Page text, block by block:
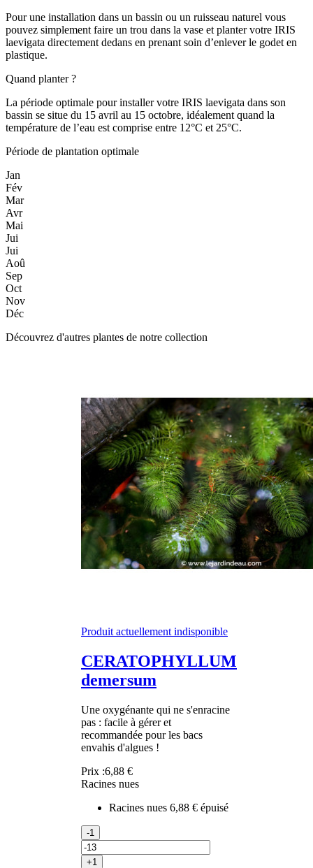
Pour une installation dans un bassin ou un ruisseau naturel vous
pouvez simplement faire un trou dans la vase et planter votre IRIS
laevigata directement dedans en prenant soin d’enlever le godet en
plastique.
Quand planter ?
La période optimale pour installer votre IRIS laevigata dans son
bassin se situe du 15 avril au 15 octobre, idéalement quand la
température de l’eau est comprise entre 12°C et 25°C.
Période de plantation optimale
Jan
Fév
Mar
Avr
Mai
Jui
Jui
Aoû
Sep
Oct
Nov
Déc
Découvrez d'autres plantes de notre collection
Produit actuellement indisponible
CERATOPHYLLUM
demersum
Une oxygénante qui ne s'enracine
pas : facile à gérer et
recommandée pour les bacs
envahis d'algues !
Prix :6,88 €
Racines nues
Racines nues 6,88 € épuisé
-1
+1